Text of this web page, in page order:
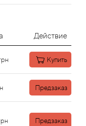
Действие
Купить
Предзаказ
Предзаказ